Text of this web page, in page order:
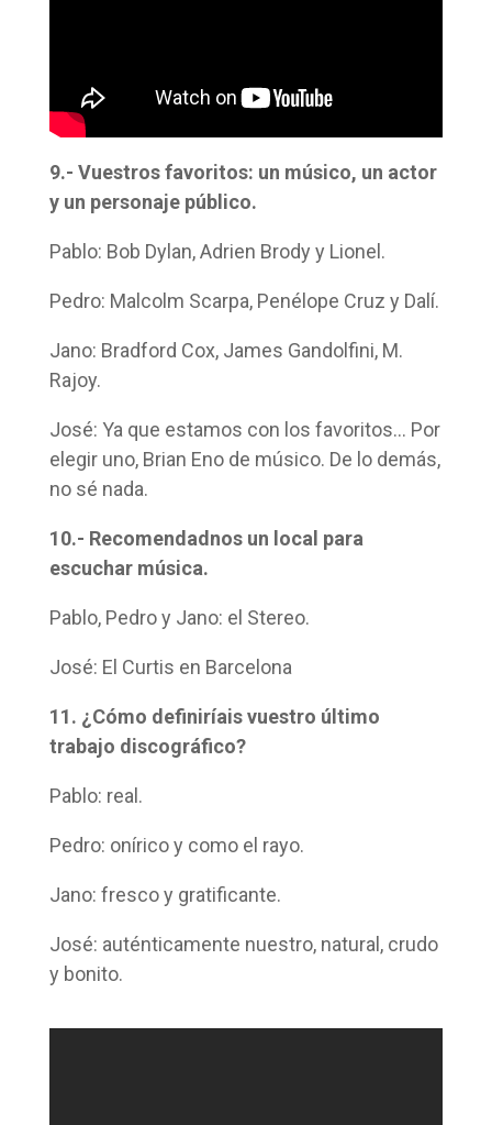
9.- Vuestros favoritos: un músico, un actor
y un personaje público.
Pablo: Bob Dylan, Adrien Brody y Lionel.
Pedro: Malcolm Scarpa, Penélope Cruz y Dalí.
Jano: Bradford Cox, James Gandolfini, M.
Rajoy.
José: Ya que estamos con los favoritos… Por
elegir uno, Brian Eno de músico. De lo demás,
no sé nada.
10.- Recomendadnosun local para
escuchar música.
Pablo, Pedro y Jano: el Stereo.
José: El Curtis en Barcelona
11. ¿Cómo definiríais vuestro último
trabajo discográfico?
Pablo: real.
Pedro: onírico y como el rayo.
Jano: fresco y gratificante.
José: auténticamente nuestro, natural, crudo
y bonito.